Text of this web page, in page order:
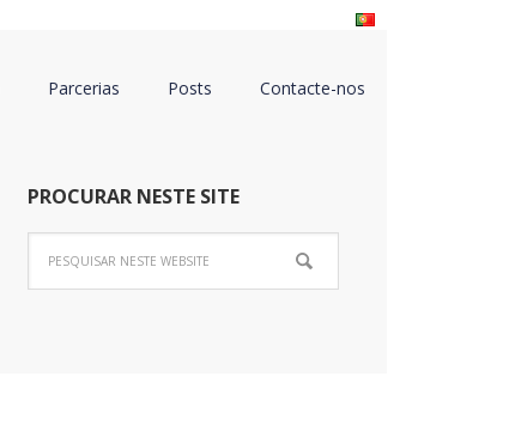
Parcerias Posts Contacte-nos
PROCURAR NESTE SITE